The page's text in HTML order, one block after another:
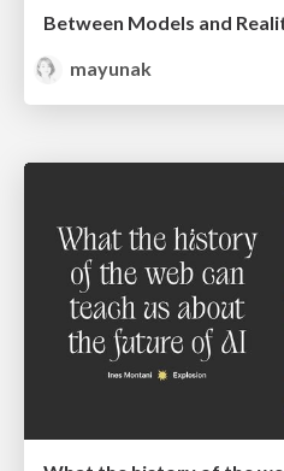
Between Models and
mayunak